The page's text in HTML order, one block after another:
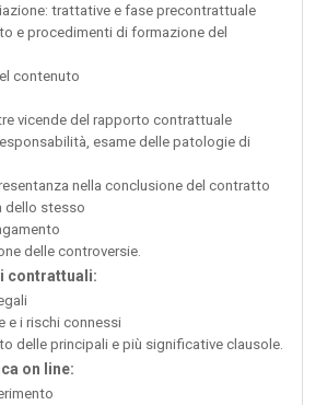
trattative e fase precontrattuale
e procedimenti di formazione del
contenuto
vicende del rapporto contrattuale
esame delle patologie di
nella conclusione del contratto
dello stesso
delle controversie.
contrattuali:
e i rischi connessi
delle principali e più significative clausole.
on line: